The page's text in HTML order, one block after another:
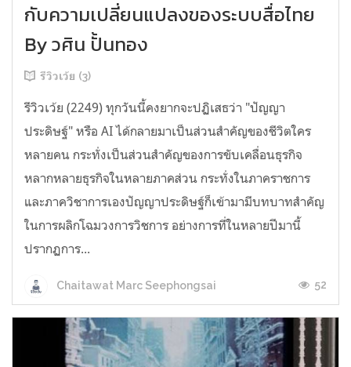
กับความเปลี่ยนแปลงของระบบสื่อไทย
By วศิน ปั้นทอง
รีวิวเว้ย (3)
รีวิวเว้ย (2249) ทุกวันนี้คงยากจะปฏิเสธว่า "ปัญญา
ประดิษฐ์" หรือ AI ได้กลายมาเป็นส่วนสำคัญของชีวิตใคร
หลายคน กระทั่งเป็นส่วนสำคัญของการขับเคลื่อนธุรกิจ
หลากหลายธุรกิจในหลายภาคส่วน กระทั่งในภาคราชการ
และภาควิชาการเองปัญญาประดิษฐ์ก็เข้ามามีบทบาทสำคัญ
ในการผลิกโฉมวงการวิชการ อย่างการที่ในหลายปีมานี้
ปรากฏการ...
Chaitawat Marc Seephongsai 52